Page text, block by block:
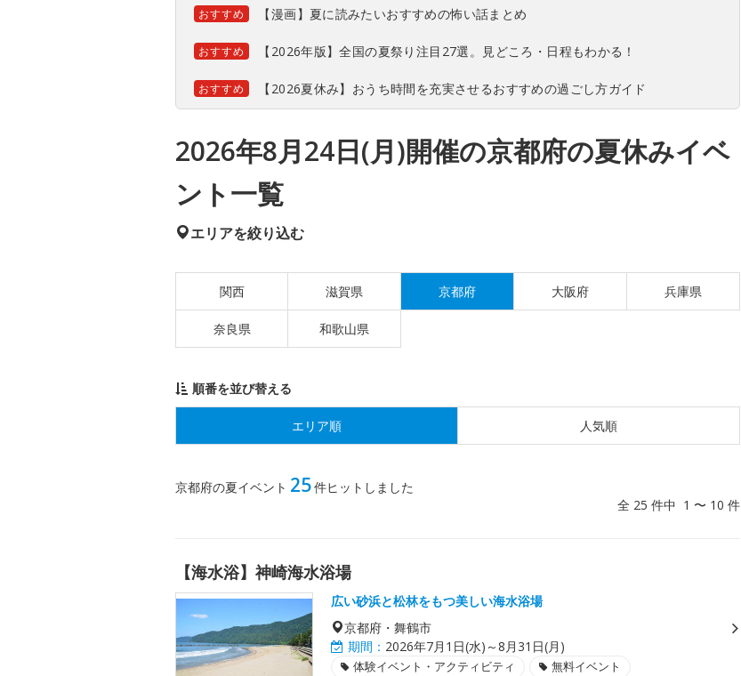
おすすめ 【漫画】夏に読みたいおすすめの怖い話まとめ
おすすめ 【2026年版】全国の夏祭り注目27選。見どころ・日程もわかる！
おすすめ 【2026夏休み】おうち時間を充実させるおすすめの過ごし方ガイド
2026年8月24日(月)開催の京都府の夏休みイベ
ント一覧
エリアを絞り込む
関西 滋賀県 京都府 大阪府 兵庫県
奈良県 和歌山県
順番を並び替える
エリア順 人気順
京都府の夏イベント 25件ヒットしました
全 25 件中 1 〜 10 件
【海水浴】神崎海水浴場
広い砂浜と松林をもつ美しい海水浴場
京都府・舞鶴市
期間： 2026年7月1日(水)～8月31日(月)
体験イベント・アクティビティ 無料イベント